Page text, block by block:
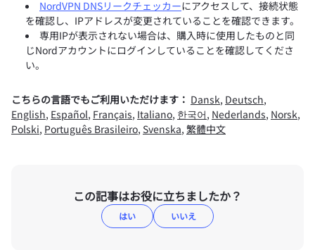
NordVPN DNSリークチェッカーにアクセスして、接続状態
を確認し、IPアドレスが変更されていることを確認できます。
専用IPが表示されない場合は、購入時に使用したものと同
じNordアカウントにログインしていることを確認してくださ
い。
こちらの言語でもご利用いただけます： Dansk, Deutsch,
English, Español, Français, Italiano, 한국어, Nederlands, Norsk,
Polski, Português Brasileiro, Svenska, 繁體中文
この記事はお役に立ちましたか？
はい いいえ